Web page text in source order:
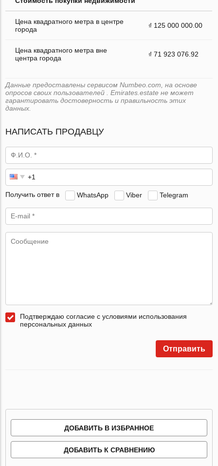
Цена квадратного метра в центре
города
₫ 125 000 000.00
Цена квадратного метра вне
центра города
₫ 71 923 076.92
Данные предоставлены сервисом Numbeo.com, на основе
опросов своих пользователей . Emirates.estate не может
гарантировать достоверность и правильность этих
данных.
НАПИСАТЬ ПРОДАВЦУ
Получить ответ в WhatsApp Viber Telegram
Подтверждаю согласие с условиями использования
персональных данных
Отправить
ДОБАВИТЬ В ИЗБРАННОЕ
ДОБАВИТЬ К СРАВНЕНИЮ